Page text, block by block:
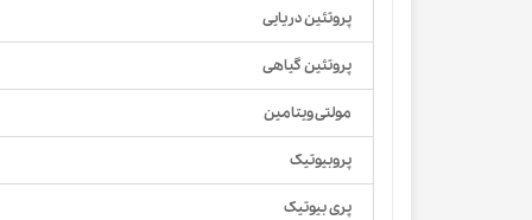
پروتئین دریایی
پروتئین گیاهی
مولتی ویتامین
پروبیوتیک
پری بیوتیک